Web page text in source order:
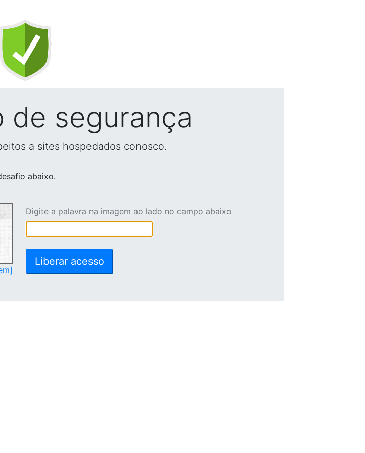
de segurança
a sites hospedados conosco.
abaixo.
Digite a palavra na imagem ao lado no campo abaixo